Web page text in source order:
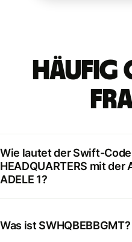
Häufig
Wie lautet der Swift-Code
HEADQUARTERS mit der
ADELE 1?
Was ist SWHQBEBBGMT?